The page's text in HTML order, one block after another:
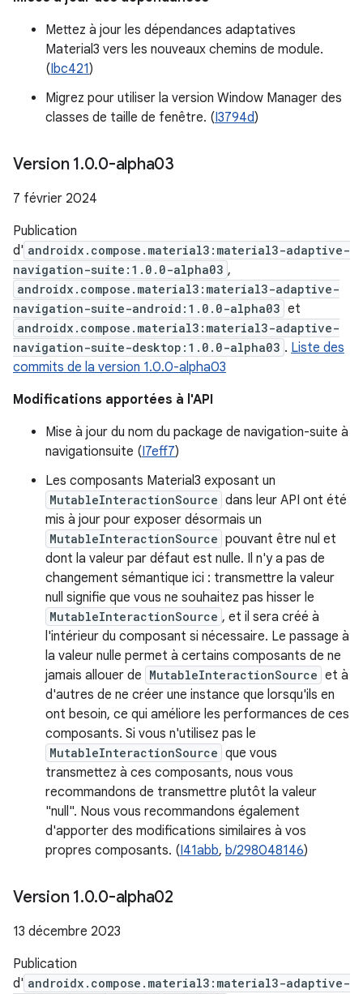
Mettez à jour les dépendances adaptatives
Material3 vers les nouveaux chemins de module.
(Ibc421)
Migrez pour utiliser la version Window Manager des
classes de taille de fenêtre. (I3794d)
Version 1.0.0-alpha03
7 février 2024
Publication
d' androidx.compose.material3:material3-adaptive-
navigation-suite:1.0.0-alpha03 ,
androidx.compose.material3:material3-adaptive-
navigation-suite-android:1.0.0-alpha03 et
androidx.compose.material3:material3-adaptive-
navigation-suite-desktop:1.0.0-alpha03 . Liste des
commits de la version 1.0.0-alpha03
Modifications apportées à l'API
Mise à jour du nom du package de navigation-suite à
navigationsuite (I7eff7)
Les composants Material3 exposant un
MutableInteractionSource dans leur API ont été
mis à jour pour exposer désormais un
MutableInteractionSource pouvant être nul et
dont la valeur par défaut est nulle. Il n'y a pas de
changement sémantique ici : transmettre la valeur
null signifie que vous ne souhaitez pas hisser le
MutableInteractionSource , et il sera créé à
l'intérieur du composant si nécessaire. Le passage à
la valeur nulle permet à certains composants de ne
jamais allouer de MutableInteractionSource et à
d'autres de ne créer une instance que lorsqu'ils en
ont besoin, ce qui améliore les performances de ces
composants. Si vous n'utilisez pas le
MutableInteractionSource que vous
transmettez à ces composants, nous vous
recommandons de transmettre plutôt la valeur
"null". Nous vous recommandons également
d'apporter des modifications similaires à vos
propres composants. (I41abb, b/298048146)
Version 1.0.0-alpha02
13 décembre 2023
Publication
d' androidx.compose.material3:material3-adaptive-